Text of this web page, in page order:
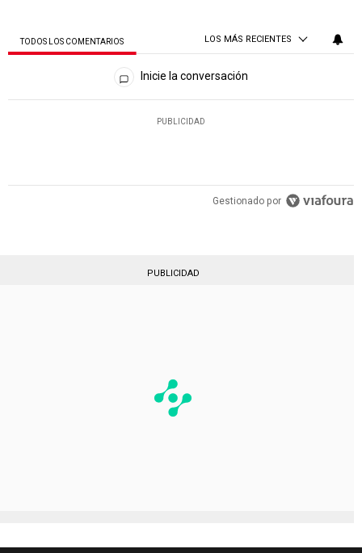
TODOS LOS COMENTARIOS LOS MÁS RECIENTES
Todos los comentarios
Inicie la conversación
PUBLICIDAD
Gestionado por
PUBLICIDAD